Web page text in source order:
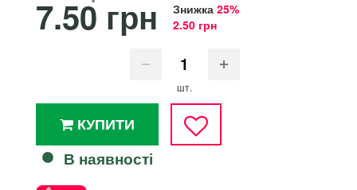
7.50 грн Знижка 25%
2.50 грн
шт.
КУПИТИ
В наявності